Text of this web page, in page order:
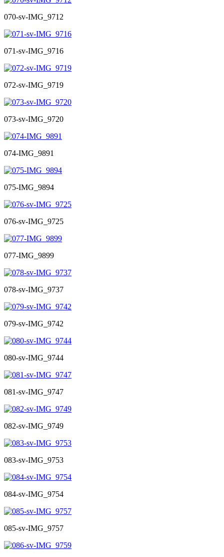
070-sv-IMG_9712
071-sv-IMG_9716
072-sv-IMG_9719
073-sv-IMG_9720
074-IMG_9891
075-IMG_9894
076-sv-IMG_9725
077-IMG_9899
078-sv-IMG_9737
079-sv-IMG_9742
080-sv-IMG_9744
081-sv-IMG_9747
082-sv-IMG_9749
083-sv-IMG_9753
084-sv-IMG_9754
085-sv-IMG_9757